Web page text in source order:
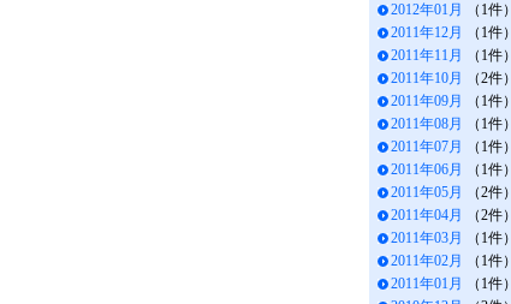
2012年01月
（1件）
2011年12月
（1件）
2011年11月
（1件）
2011年10月
（2件）
2011年09月
（1件）
2011年08月
（1件）
2011年07月
（1件）
2011年06月
（1件）
2011年05月
（2件）
2011年04月
（2件）
2011年03月
（1件）
2011年02月
（1件）
2011年01月
（1件）